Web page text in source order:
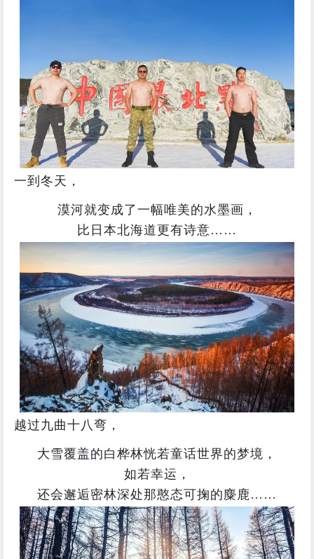
一到冬天，
漠河就变成了一幅唯美的水墨画，
比日本北海道更有诗意……
越过九曲十八弯，
大雪覆盖的白桦林恍若童话世界的梦境，
如若幸运，
还会邂逅密林深处那憨态可掬的麋鹿……